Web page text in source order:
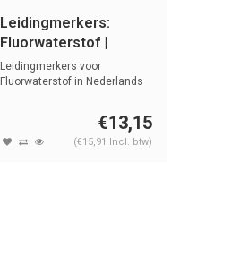
Leidingmerkers:
Fluorwaterstof |
Nederlands | Zuren en
basen
Leidingmerkers voor
Fluorwaterstof in Nederlands
€13,15
(€15,91 Incl. btw)